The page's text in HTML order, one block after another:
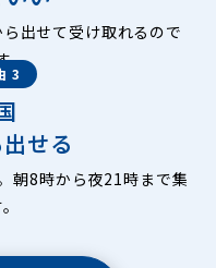
出せて受け取れるので
。
3
せる
朝8時から夜21時まで集